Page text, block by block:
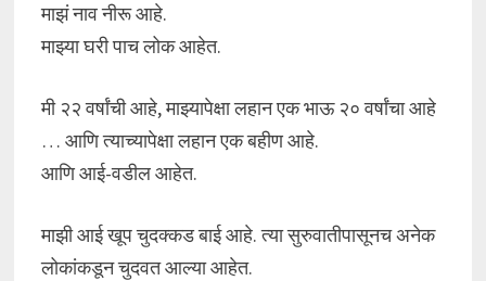
माझं नाव नीरू आहे.
माझ्या घरी पाच लोक आहेत.
मी २२ वर्षांची आहे, माझ्यापेक्षा लहान एक भाऊ २० वर्षांचा आहे
… आणि त्याच्यापेक्षा लहान एक बहीण आहे.
आणि आई-वडील आहेत.
माझी आई खूप चुदक्कड बाई आहे. त्या सुरुवातीपासूनच अनेक
लोकांकडून चुदवत आल्या आहेत.